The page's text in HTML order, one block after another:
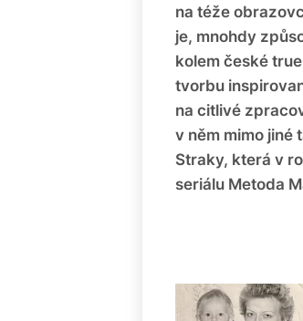
na téže
je, mnohdy
kolem české
tvorbu
na citlivé
v něm mimo jiné
Straky, která v
seriálu Metoda